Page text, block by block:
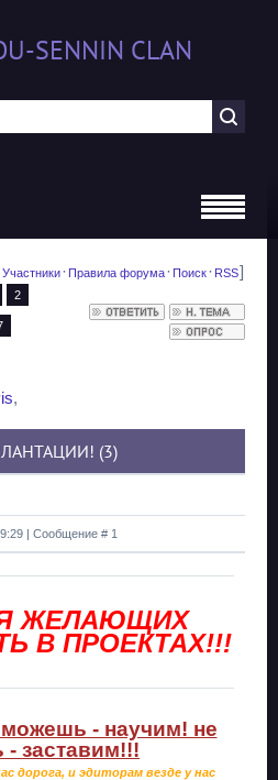
SENNIN CLAN
Участники·Правила форума·Поиск·RSS]
2
,
(3)
| Сообщение # 1
ЖЕЛАЮЩИХ
В ПРОЕКТАХ!!!
- научим! не
- заставим!!!
дорога, и эдиторам везде у нас